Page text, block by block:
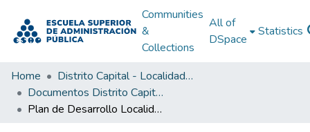
Communities
&
Collections
All of
DSpace
Statistics
Home
Distrito Capital - Localidades
Documentos Distrito Capital - Localidades
Plan de Desarrollo Localidad de Bosa Bogotá D.C. 2013-2016: PD Bosa Bogotá D.C. 2013-2016